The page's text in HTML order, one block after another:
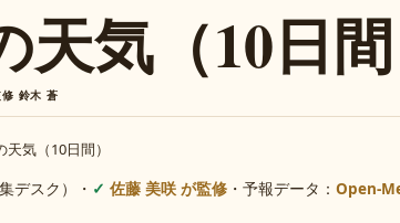
気（10日間
鈴木 蒼
天気（10日間）
デスク） ・ 佐藤 美咲 が監修 ・ 予報データ： Open-